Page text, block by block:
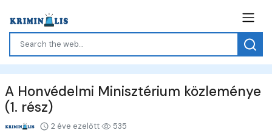
A Honvédelmi Minisztérium közleménye
(1. rész)
2 éve ezelőtt 535